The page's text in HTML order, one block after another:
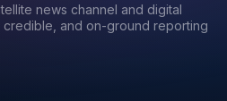
news channel and digital
and on-ground reporting